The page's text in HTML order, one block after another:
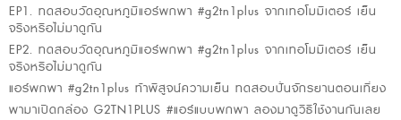
EP1. ทดสอบวัดอุณหภูมิแอร์พกพา #g2tn1plus จากเทอโมมิเตอร์ เย็น
จริงหรือไม่มาดูกัน
EP2. ทดสอบวัดอุณหภูมิแอร์พกพา #g2tn1plus จากเทอโมมิเตอร์ เย็น
จริงหรือไม่มาดูกัน
แอร์พกพา #g2tn1plus ท้าพิสูจน์ความเย็น ทดสอบปั่นจักรยานตอนเที่ยง
พามาเปิดกล่อง G2TN1PLUS #แอร์แบบพกพา ลองมาดูวิธีใช้งานกันเลย